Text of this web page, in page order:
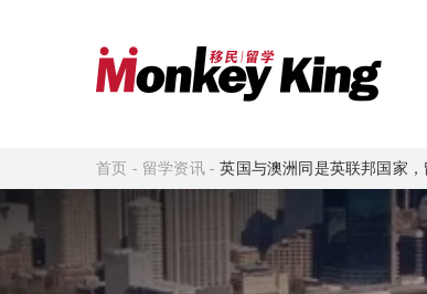
首页 - 留学资讯-英国与澳洲同是英联邦国家，